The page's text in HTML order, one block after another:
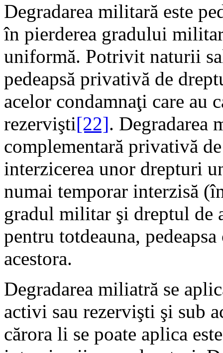
Degradarea militară este
în pierderea gradului
uniformă. Potrivit naturii
pedeapsă privativă de
acelor condamnaţi care au
rezervişti[22]. Degradarea
complementară privativă
interzicerea unor drepturi
numai temporar interzisă
gradul militar şi dreptul de
pentru totdeauna,
acestora.
Degradarea miliatră se
activi sau rezervişti şi sub
cărora li se poate aplica